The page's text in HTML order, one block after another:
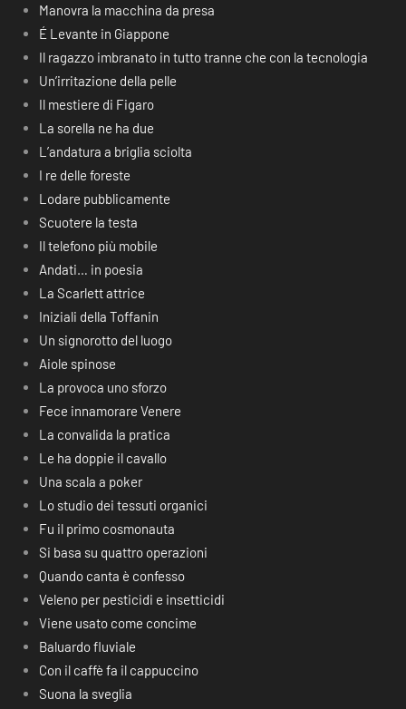
Manovra la macchina da presa
É Levante in Giappone
Il ragazzo imbranato in tutto tranne che con la tecnologia
Un’irritazione della pelle
Il mestiere di Figaro
La sorella ne ha due
L’andatura a briglia sciolta
I re delle foreste
Lodare pubblicamente
Scuotere la testa
Il telefono più mobile
Andati… in poesia
La Scarlett attrice
Iniziali della Toffanin
Un signorotto del luogo
Aiole spinose
La provoca uno sforzo
Fece innamorare Venere
La convalida la pratica
Le ha doppie il cavallo
Una scala a poker
Lo studio dei tessuti organici
Fu il primo cosmonauta
Si basa su quattro operazioni
Quando canta è confesso
Veleno per pesticidi e insetticidi
Viene usato come concime
Baluardo fluviale
Con il caffè fa il cappuccino
Suona la sveglia